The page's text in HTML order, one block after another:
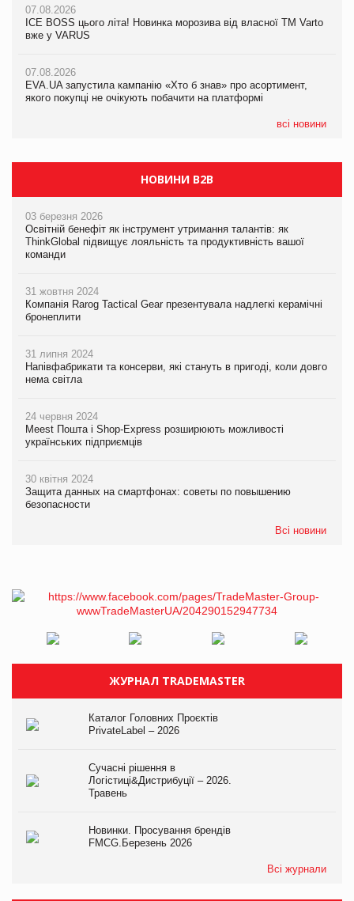
07.08.2026
ICE BOSS цього літа! Новинка морозива від власної ТМ Varto
вже у VARUS
07.08.2026
EVA.UA запустила кампанію «Хто б знав» про асортимент,
якого покупці не очікують побачити на платформі
всі новини
07.08.2026
ICE BOSS цього літа! Новинка морозива від власної ТМ Varto
вже у VARUS
07.08.2026
EVA.UA запустила кампанію «Хто б знав» про асортимент,
якого покупці не очікують побачити на платформі
Продажі Hugo Boss впали на 9%
НОВИНИ B2B
03 березня 2026
Освітній бенефіт як інструмент утримання талантів: як
ThinkGlobal підвищує лояльність та продуктивність вашої
команди
31 жовтня 2024
Компанія Rarog Tactical Gear презентувала надлегкі керамічні
бронеплити
31 липня 2024
Напівфабрикати та консерви, які стануть в пригоді, коли довго
нема світла
24 червня 2024
Meest Пошта і Shop-Express розширюють можливості
українських підприємців
30 квітня 2024
Защита данных на смартфонах: советы по повышению
безопасности
Всі новини
ЖУРНАЛ TRADEMASTER
Каталог Головних Проєктів
PrivateLabel – 2026
Сучасні рішення в
Логістиці&Дистрибуції – 2026.
Травень
Новинки. Просування брендів
FMCG.Березень 2026
Всі журнали